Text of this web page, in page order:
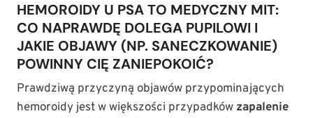
HEMOROIDY U PSA TO MEDYCZNY MIT:
CO NAPRAWDĘ DOLEGA PUPILOWI I
JAKIE OBJAWY (NP. SANECZKOWANIE)
POWINNY CIĘ ZANIEPOKOIĆ?
Prawdziwą przyczyną objawów przypominających
hemoroidy jest w większości przypadków zapalenie